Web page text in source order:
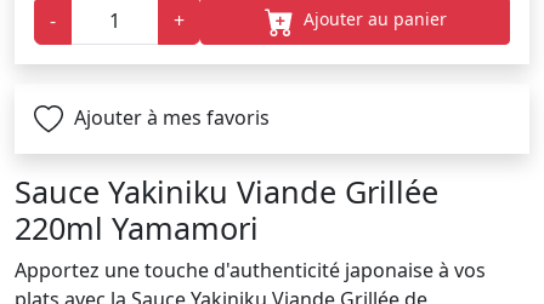
-
+ Ajouter au panier
Ajouter à mes favoris
Sauce Yakiniku Viande Grillée
220ml Yamamori
Apportez une touche d'authenticité japonaise à vos